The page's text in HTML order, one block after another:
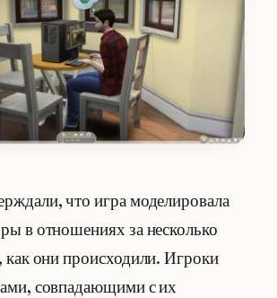
что игра моделировала
в отношениях за несколько
как они происходили. Игроки
совпадающими с их